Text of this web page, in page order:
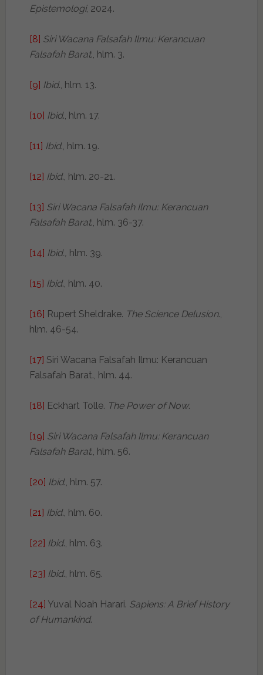
Epistemologi, 2024.
[8] Siri Wacana Falsafah Ilmu: Kerancuan
Falsafah Barat., hlm. 3.
[9] Ibid., hlm. 13.
[10] Ibid., hlm. 17.
[11] Ibid., hlm. 19.
[12] Ibid., hlm. 20-21.
[13] Siri Wacana Falsafah Ilmu: Kerancuan
Falsafah Barat., hlm. 36-37.
[14] Ibid., hlm. 39.
[15] Ibid., hlm. 40.
[16] Rupert Sheldrake. The Science Delusion.,
hlm. 46-54.
[17] Siri Wacana Falsafah Ilmu: Kerancuan
Falsafah Barat., hlm. 44.
[18] Eckhart Tolle. The Power of Now.
[19] Siri Wacana Falsafah Ilmu: Kerancuan
Falsafah Barat., hlm. 56.
[20] Ibid., hlm. 57.
[21] Ibid., hlm. 60.
[22] Ibid., hlm. 63.
[23] Ibid., hlm. 65.
[24] Yuval Noah Harari. Sapiens: A Brief History
of Humankind.